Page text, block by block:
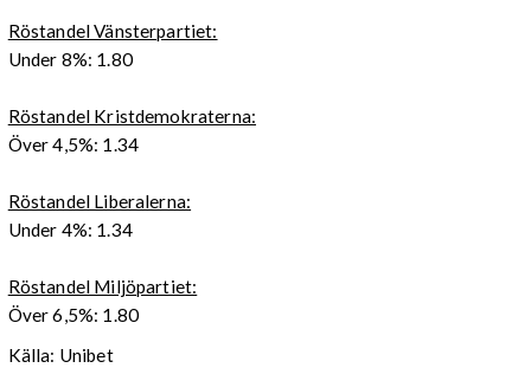
Röstandel Vänsterpartiet:
Under 8%: 1.80
Röstandel Kristdemokraterna:
Över 4,5%: 1.34
Röstandel Liberalerna:
Under 4%: 1.34
Röstandel Miljöpartiet:
Över 6,5%: 1.80
Källa: Unibet